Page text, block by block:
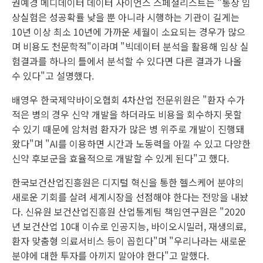
상실험은 성공확률 낮을 뿐 아니라 시행하는 기관이 길게는
10년 이상 최소 10년에 가까운 세월이 소요되는 경우가 많으
며 비용도 천문학적"이라며 "빅데이터 분석을 활용해 임상 실
험결과를 하나의 틀에서 분석할 수 있다면 다른 결과가 나올
수 있다"고 설명했다.
배영우 한국제약바이오협회 4차산업 전문위원은 "환자 수가
적은 병의 경우 신약 개발을 하더라도 비용을 회수하지 못할
수 있기 때문에 암처럼 환자가 많은 병 위주로 개발이 진행돼
왔다"며 "AI를 이용하면 시간과 노동력을 아낄 수 있고 다양한
신약 후보군을 효율적으로 개발할 수 있게 된다"고 했다.
한국보건산업진흥원은 디지털 혁신을 통한 헬스케어 분야의
새로운 기회를 살려 세계시장을 선점해야 한다는 전망을 내놨
다. 신유원 보건산업진흥원 산업통계팀 책임연구원은 "2020
년 보건산업 10대 이슈로 인공지능, 바이오시밀러, 재생의료,
환자 맞춤형 의료서비스 등이 꼽힌다"며 "우리나라는 새로운
분야에 대한 투자를 아끼지 말아야 한다"고 말했다.